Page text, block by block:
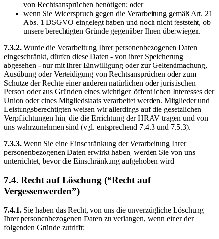
von Rechtsansprüchen benötigen; oder
wenn Sie Widerspruch gegen die Verarbeitung gemäß Art. 21
Abs. 1 DSGVO eingelegt haben und noch nicht feststeht, ob
unsere berechtigten Gründe gegenüber Ihren überwiegen.
7.3.2. Wurde die Verarbeitung Ihrer personenbezogenen Daten
eingeschränkt, dürfen diese Daten - von ihrer Speicherung
abgesehen - nur mit Ihrer Einwilligung oder zur Geltendmachung,
Ausübung oder Verteidigung von Rechtsansprüchen oder zum
Schutze der Rechte einer anderen natürlichen oder juristischen
Person oder aus Gründen eines wichtigen öffentlichen Interesses der
Union oder eines Mitgliedstaats verarbeitet werden. Mitglieder und
Leistungsberechtigten weisen wir allerdings auf die gesetzlichen
Verpflichtungen hin, die die Errichtung der HRAV tragen und von
uns wahrzunehmen sind (vgl. entsprechend 7.4.3 und 7.5.3).
7.3.3. Wenn Sie eine Einschränkung der Verarbeitung Ihrer
personenbezogenen Daten erwirkt haben, werden Sie von uns
unterrichtet, bevor die Einschränkung aufgehoben wird.
7.4. Recht auf Löschung (“Recht auf
Vergessenwerden”)
7.4.1. Sie haben das Recht, von uns die unverzügliche Löschung
Ihrer personenbezogenen Daten zu verlangen, wenn einer der
folgenden Gründe zutrifft: